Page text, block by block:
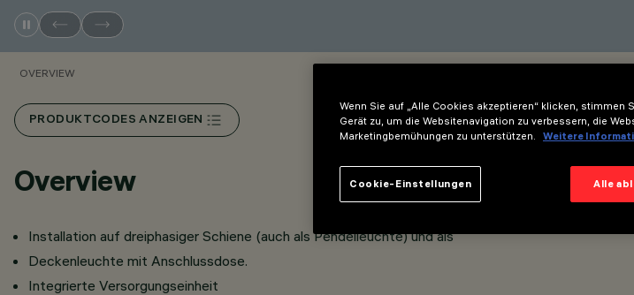
OVERVIEW
PRODUKTCODES ANZEIGEN
Overview
Installation auf dreiphasiger Schiene (auch als Pendelleuchte) und als
Deckenleuchte mit Anschlussdose.
Integrierte Versorgungseinheit
Wenn Sie auf „Alle Cookies akzeptieren“ klicken, stimmen
Gerät zu, um die Websitenavigation zu verbessern, die
Marketingbemühungen zu unterstützen.
Weitere
Alle
Cookie-Einstellungen